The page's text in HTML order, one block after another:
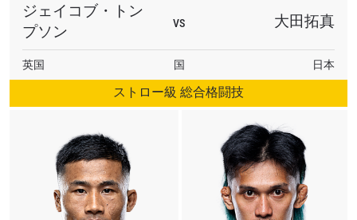
ジェイコブ・トン
プソン
VS 大田拓真
英国 国 日本
ストロー級 総合格闘技